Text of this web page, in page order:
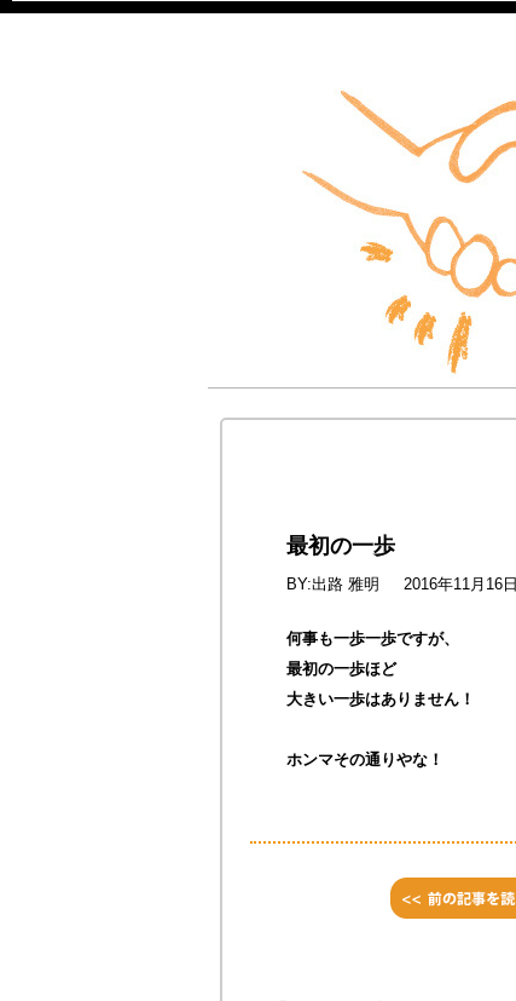
最初の一歩
BY:出路 雅明 2016年11月16日
何事も一歩一歩ですが、
最初の一歩ほど
大きい一歩はありません！
ホンマその通りやな！